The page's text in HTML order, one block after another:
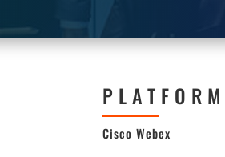
Cisco Webex